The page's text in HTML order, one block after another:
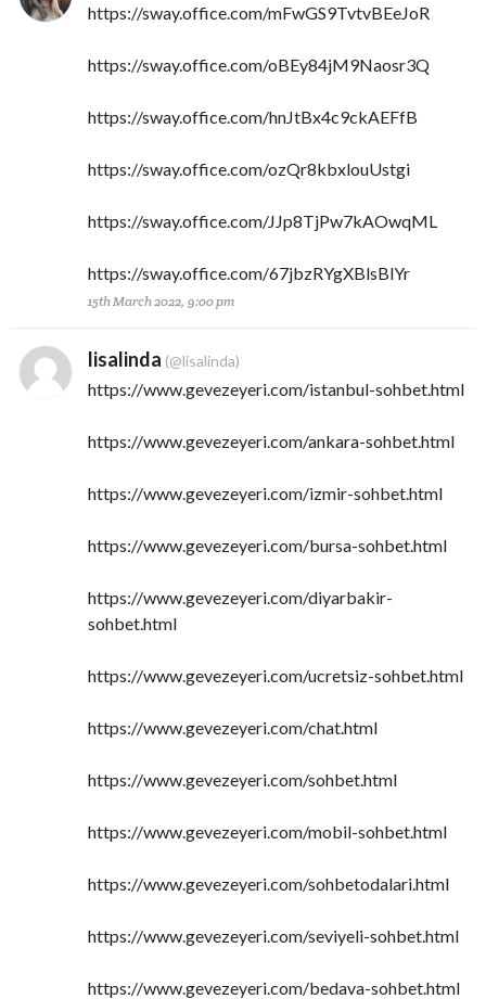
https://sway.office.com/mFwGS9TvtvBEeJoR
https://sway.office.com/oBEy84jM9Naosr3Q
https://sway.office.com/hnJtBx4c9ckAEFfB
https://sway.office.com/ozQr8kbxlouUstgi
https://sway.office.com/JJp8TjPw7kAOwqML
https://sway.office.com/67jbzRYgXBlsBlYr
15th March 2022, 9:00 pm
lisalinda (@lisalinda)
https://www.gevezeyeri.com/istanbul-sohbet.html
https://www.gevezeyeri.com/ankara-sohbet.html
https://www.gevezeyeri.com/izmir-sohbet.html
https://www.gevezeyeri.com/bursa-sohbet.html
https://www.gevezeyeri.com/diyarbakir-
sohbet.html
https://www.gevezeyeri.com/ucretsiz-sohbet.html
https://www.gevezeyeri.com/chat.html
https://www.gevezeyeri.com/sohbet.html
https://www.gevezeyeri.com/mobil-sohbet.html
https://www.gevezeyeri.com/sohbetodalari.html
https://www.gevezeyeri.com/seviyeli-sohbet.html
https://www.gevezeyeri.com/bedava-sohbet.html